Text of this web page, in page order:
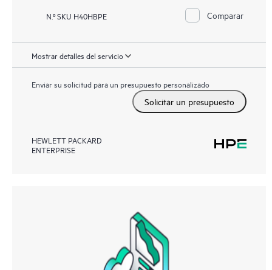
N.º SKU H40HBPE Comparar
Mostrar detalles del servicio
Enviar su solicitud para un presupuesto personalizado
Solicitar un presupuesto
HEWLETT PACKARD
ENTERPRISE